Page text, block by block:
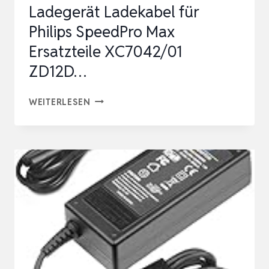
Ladegerät Ladekabel für
Philips SpeedPro Max
Ersatzteile XC7042/01
ZD12D…
WEITERLESEN KFD
500MA
LADEGERÄT
LADEKABEL
FÜR
PHILIPS
SPEEDPRO
MAX